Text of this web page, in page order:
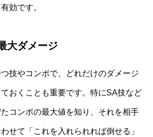
効です。
大ダメージ
技やコンボで、どれだけのダメージ
おくことも重要です。特にSA技など
コンボの最大値を知り、それを相手
せて「これを入れられれば倒せる」